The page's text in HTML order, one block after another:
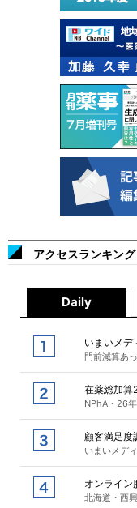
アクセスランキング
Daily
いまいメデ
門前減算あ
在薬総加算
NPhA・26
顧客満足度
いまいメデ
オンライン
北海道・西